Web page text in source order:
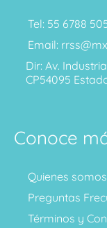
Tel: 55 6788
Email:
Dir: Av.
CP54095
Conoce
Quienes somos
Preguntas
Términos y